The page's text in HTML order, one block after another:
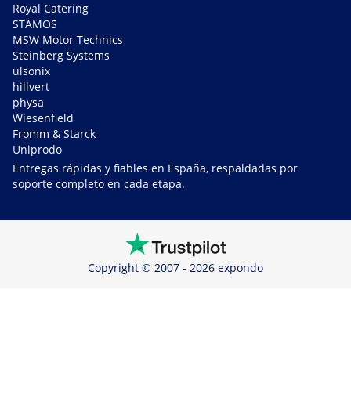
Royal Catering
STAMOS
MSW Motor Technics
Steinberg Systems
ulsonix
hillvert
physa
Wiesenfield
Fromm & Starck
Uniprodo
Entregas rápidas y fiables en España, respaldadas por
soporte completo en cada etapa.
Copyright © 2007 - 2026 expondo